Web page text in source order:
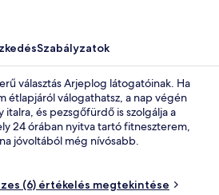
Szabályzatok
választás Arjeplog látogatóinak. Ha
étlapjáról válogathatsz, a nap végén
és pezsgőfürdő is szolgálja a
24 órában nyitva tartó fitneszterem,
jóvoltából még nívósabb.
(6) értékelés megtekintése